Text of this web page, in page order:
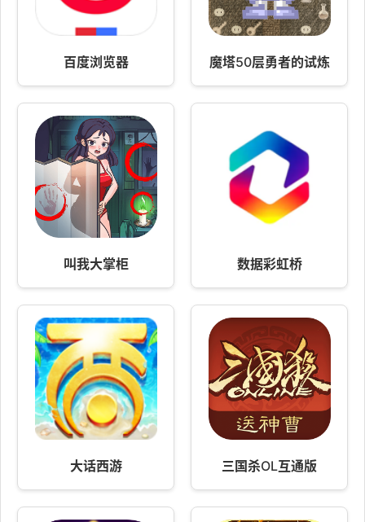
百度浏览器 魔塔50层勇者的试炼
叫我大掌柜 数据彩虹桥
大话西游 三国杀OL互通版